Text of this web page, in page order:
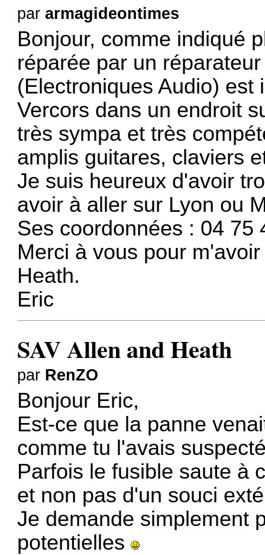
pararmagideontimes
Bonjour, comme indiqué
réparée par un
(Electroniques Audio) est
Vercors dans un endroit
très sympa et très
amplis guitares, claviers
Je suis heureux d'avoir
avoir à aller sur Lyon ou
Ses coordonnées : 04 75
Merci à vous pour
Heath.
Eric
SAV Allen and Heath
par RenZO
Bonjour Eric,
Est-ce que la panne
comme tu l'avais
Parfois le fusible saute à
et non pas d'un souci
Je demande simplement
potentielles